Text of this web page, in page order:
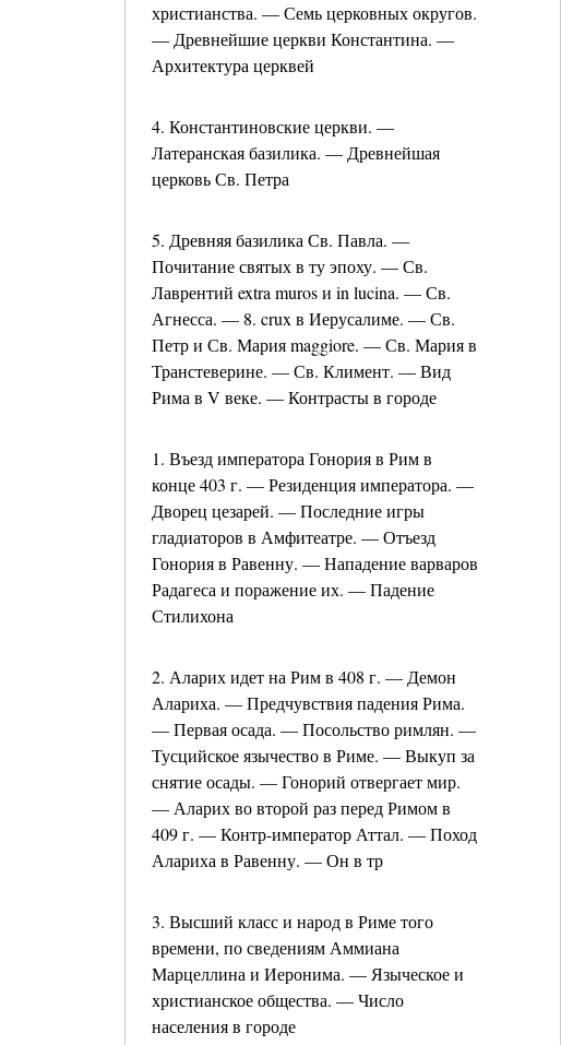
христианства. — Семь церковных округов.
— Древнейшие церкви Константина. —
Архитектура церквей
4. Константиновские церкви. —
Латеранская базилика. — Древнейшая
церковь Св. Петра
5. Древняя базилика Св. Павла. —
Почитание святых в ту эпоху. — Св.
Лаврентий extra muros и in lucina. — Св.
Агнесса. — 8. crux в Иерусалиме. — Св.
Петр и Св. Мария maggiore. — Св. Мария в
Транстеверине. — Св. Климент. — Вид
Рима в V веке. — Контрасты в городе
1. Въезд императора Гонория в Рим в
конце 403 г. — Резиденция императора. —
Дворец цезарей. — Последние игры
гладиаторов в Амфитеатре. — Отъезд
Гонория в Равенну. — Нападение варваров
Радагеса и поражение их. — Падение
Стилихона
2. Аларих идет на Рим в 408 г. — Демон
Алариха. — Предчувствия падения Рима.
— Первая осада. — Посольство римлян. —
Тусцийское язычество в Риме. — Выкуп за
снятие осады. — Гонорий отвергает мир.
— Аларих во второй раз перед Римом в
409 г. — Контр-император Аттал. — Поход
Алариха в Равенну. — Он в тр
3. Высший класс и народ в Риме того
времени, по сведениям Аммиана
Марцеллина и Иеронима. — Языческое и
христианское общества. — Число
населения в городе